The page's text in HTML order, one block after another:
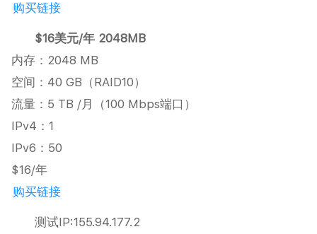
购买链接
$16美元/年 2048MB
内存：2048 MB
空间：40 GB（RAID10）
流量：5 TB /月（100 Mbps端口）
IPv4：1
IPv6：50
$16/年
购买链接
测试IP:155.94.177.2